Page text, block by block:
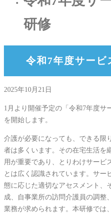
研修
令和7年度サービ
2025年10月21日
1月より開催予定の「令和7年度サ
を開始します。
介護が必要になっても、できる限
者は多くいます。その在宅生活を
用が重要であり、とりわけサービ
とは広く認識されています。サー
態に応じた適切なアセスメント、
成、自事業所の訪問介護員の調整
業務が求められます。本研修では